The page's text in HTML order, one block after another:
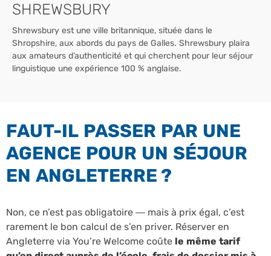
SHREWSBURY
Shrewsbury est une ville britannique, située dans le
Shropshire, aux abords du pays de Galles. Shrewsbury plaira
aux amateurs d’authenticité et qui cherchent pour leur séjour
linguistique une expérience 100 % anglaise.
FAUT-IL PASSER PAR UNE
AGENCE POUR UN SÉJOUR
EN ANGLETERRE ?
Non, ce n’est pas obligatoire — mais à prix égal, c’est
rarement le bon calcul de s’en priver. Réserver en
Angleterre via You’re Welcome coûte le même tarif